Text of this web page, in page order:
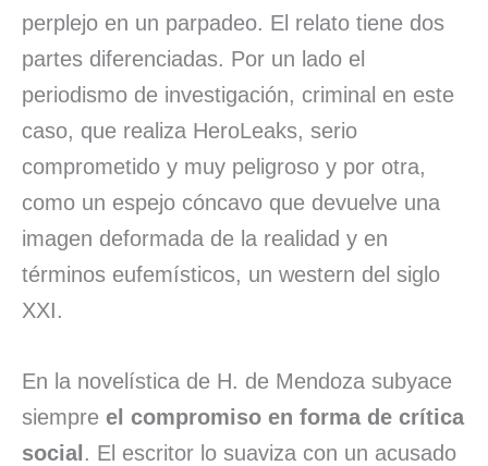
perplejo en un parpadeo. El relato tiene dos
partes diferenciadas. Por un lado el
periodismo de investigación, criminal en este
caso, que realiza HeroLeaks, serio
comprometido y muy peligroso y por otra,
como un espejo cóncavo que devuelve una
imagen deformada de la realidad y en
términos eufemísticos, un western del siglo
XXI.
En la novelística de H. de Mendoza subyace
siempre el compromiso en forma de crítica
social. El escritor lo suaviza con un acusado